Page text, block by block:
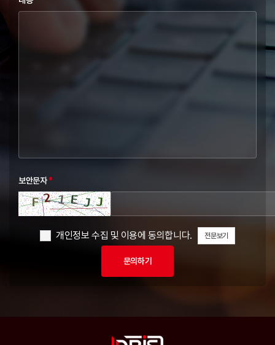
보안문자*
개인정보 수집 및 이용에 동의합니다. 전문보기
문의하기